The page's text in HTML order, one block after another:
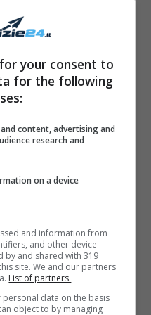
con Francesco, la
un nuovo
autonomo,
hobby, alle sue
your consent to
for the following
content, advertising and
research and
on a device
and information from
and other device
by and shared with 319
site. We and our partners
List of partners.
data on the basis
object to by managing